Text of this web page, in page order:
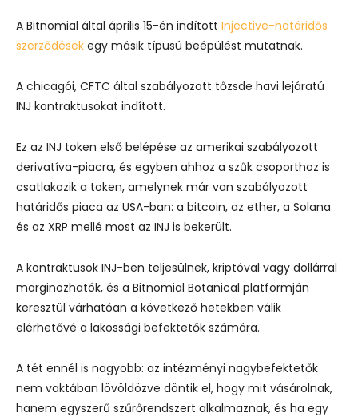
A Bitnomial által április 15-én indított Injective-határidős
szerződések egy másik típusú beépülést mutatnak.
A chicagói, CFTC által szabályozott tőzsde havi lejáratú
INJ kontraktusokat indított.
Ez az INJ token első belépése az amerikai szabályozott
derivatíva-piacra, és egyben ahhoz a szűk csoporthoz is
csatlakozik a token, amelynek már van szabályozott
határidős piaca az USA-ban: a bitcoin, az ether, a Solana
és az XRP mellé most az INJ is bekerült.
A kontraktusok INJ-ben teljesülnek, kriptóval vagy dollárral
marginozhatók, és a Bitnomial Botanical platformján
keresztül várhatóan a következő hetekben válik
elérhetővé a lakossági befektetők számára.
A tét ennél is nagyobb: az intézményi nagybefektetők
nem vaktában lövöldözve döntik el, hogy mit vásárolnak,
hanem egyszerű szűrőrendszert alkalmaznak, és ha egy